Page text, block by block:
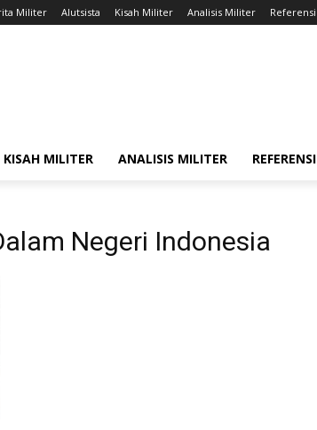
Militer Alutsista Kisah Militer Analisis Militer Referensi
KISAH MILITER ANALISIS MILITER REFERENSI
Negeri Indonesia